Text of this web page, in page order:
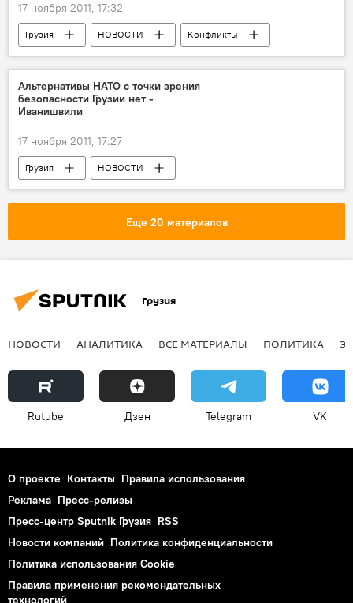
17 ноября 2011, 17:32
Грузия НОВОСТИ
Конфликты
Бидзина Иванишвили
Альтернативы НАТО с точки зрения
безопасности Грузии нет -
Иванишвили
17 ноября 2011, 17:27
Грузия
НОВОСТИ
Бидзина Иванишвили
Еще 20 материалов
Грузия
НОВОСТИ АНАЛИТИКА ВСЕ МАТЕРИАЛЫ ПОЛИТИКА
Rutube Дзен Telegram VK
О проекте Контакты Правила использования
Реклама Пресс-релизы
Пресс-центр Sputnik Грузия RSS
Новости компаний Политика конфиденциальности
Политика использования Cookie
Правила применения рекомендательных
технологий